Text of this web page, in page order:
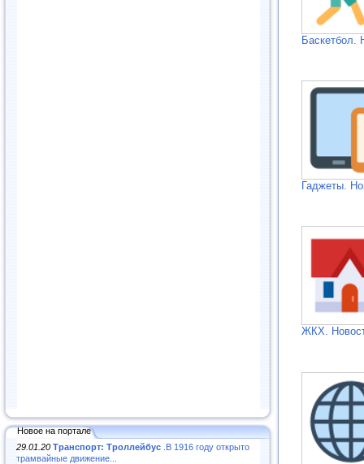
Новое на портале
29.01.20 Транспорт: Троллейбус .В 1916 году открыто
трамвайные движение...
Баскетбол.
Гаджеты.
ЖКХ.